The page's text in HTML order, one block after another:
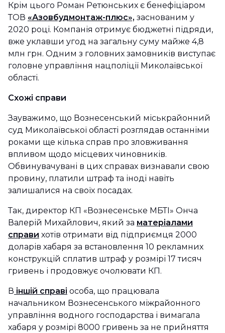
Крім цього Роман Ретюнських є бенефіціаром
ТОВ «Азовбудмонтаж-плюс», заснованим у
2020 році. Компанія отримує бюджетні підряди,
вже уклавши угод на загальну суму майже 4,8
млн грн. Одним з головних замовників виступає
головне управління нацполіції Миколаївської
області.
Схожі справи
Зауважимо, що Вознесенський міськрайонний
суд Миколаївської області розглядав останніми
роками ще кілька справ про зловживання
впливом щодо місцевих чиновників.
Обвинувачувані в цих справах визнавали свою
провину, платили штраф та іноді навіть
залишалися на своїх посадах.
Так, директор КП «Вознесенське МБТІ» Онча
Валерій Михайлович, який за матеріалами
справи хотів отримати від підприємця 2000
доларів хабаря за встановлення 10 рекламних
конструкцій сплатив штраф у розмірі 17 тисяч
гривень і продовжує очолювати КП.
В іншій справі особа, що працювала
начальником Вознесенського міжрайонного
управління водного господарства і вимагала
хабаря у розмірі 8000 гривень за не прийняття